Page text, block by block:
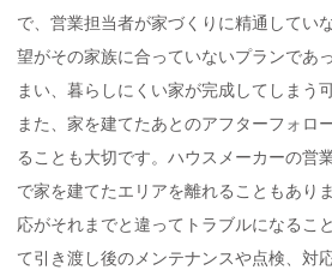
で、営業担当者が家づくりに精通してい
望がその家族に合っていないプランであ
まい、暮らしにくい家が完成してしまう
また、家を建てたあとのアフターフォロ
ることも大切です。ハウスメーカーの営
で家を建てたエリアを離れることもあり
応がそれまでと違ってトラブルになるこ
て引き渡し後のメンテナンスや点検、対